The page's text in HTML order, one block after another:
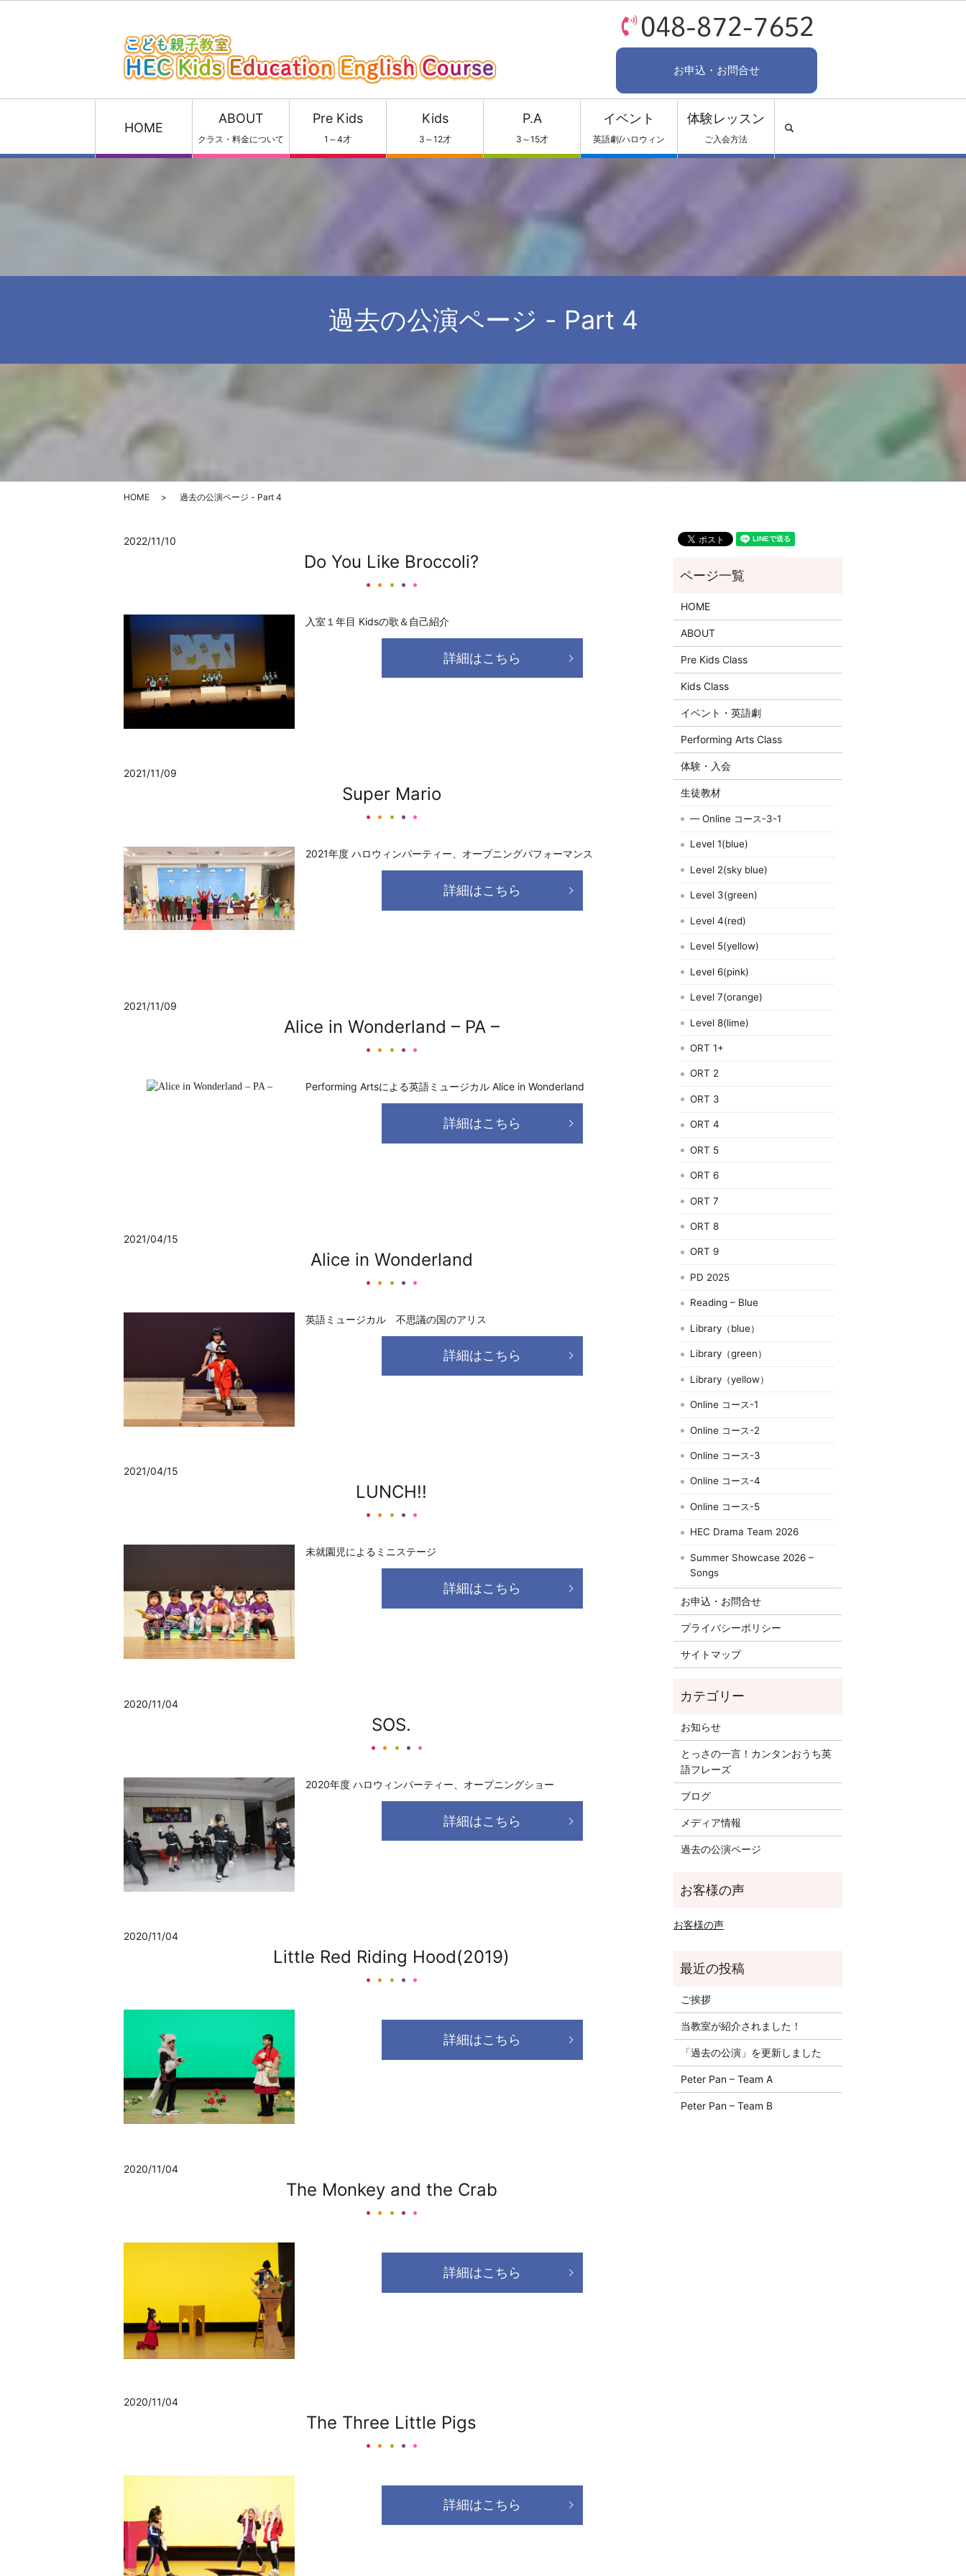
お申込・お問合せ
HOME
ABOUT
クラス・料金について
Pre Kids
1～4才
Kids
3～12才
P.A
3～15才
イベント
英語劇/ハロウィン
体験レッスン
ご入会方法
過去の公演ページ - Part 4
HOME 過去の公演ページ - Part 4
2022/11/10
Do You Like Broccoli?
入室１年目 Kidsの歌＆自己紹介
詳細はこちら
2021/11/09
Super Mario
2021年度 ハロウィンパーティー、オープニングパフォーマンス
詳細はこちら
2021/11/09
Alice in Wonderland – PA –
Performing Artsによる英語ミュージカル Alice in Wonderland
詳細はこちら
2021/04/15
Alice in Wonderland
英語ミュージカル 不思議の国のアリス
詳細はこちら
2021/04/15
LUNCH!!
未就園児によるミニステージ
詳細はこちら
2020/11/04
SOS.
2020年度 ハロウィンパーティー、オープニングショー
詳細はこちら
2020/11/04
Little Red Riding Hood(2019)
詳細はこちら
2020/11/04
The Monkey and the Crab
詳細はこちら
2020/11/04
The Three Little Pigs
詳細はこちら
HOME
ABOUT
Pre Kids Class
Kids Class
イベント・英語劇
Performing Arts Class
体験・入会
生徒教材
— Online コース-3-1
Level 1(blue)
Level 2(sky blue)
Level 3(green)
Level 4(red)
Level 5(yellow)
Level 6(pink)
Level 7(orange)
Level 8(lime)
ORT 1+
ORT 2
ORT 3
ORT 4
ORT 5
ORT 6
ORT 7
ORT 8
ORT 9
PD 2025
Reading – Blue
Library（blue）
Library（green）
Library（yellow）
Online コース-1
Online コース-2
Online コース-3
Online コース-4
Online コース-5
HEC Drama Team 2026
Summer Showcase 2026 –
Songs
お申込・お問合せ
プライバシーポリシー
サイトマップ
お知らせ
とっさの一言！カンタンおうち英
語フレーズ
ブログ
メディア情報
過去の公演ページ
お客様の声
ご挨拶
当教室が紹介されました！
「過去の公演」を更新しました
Peter Pan – Team A
Peter Pan – Team B